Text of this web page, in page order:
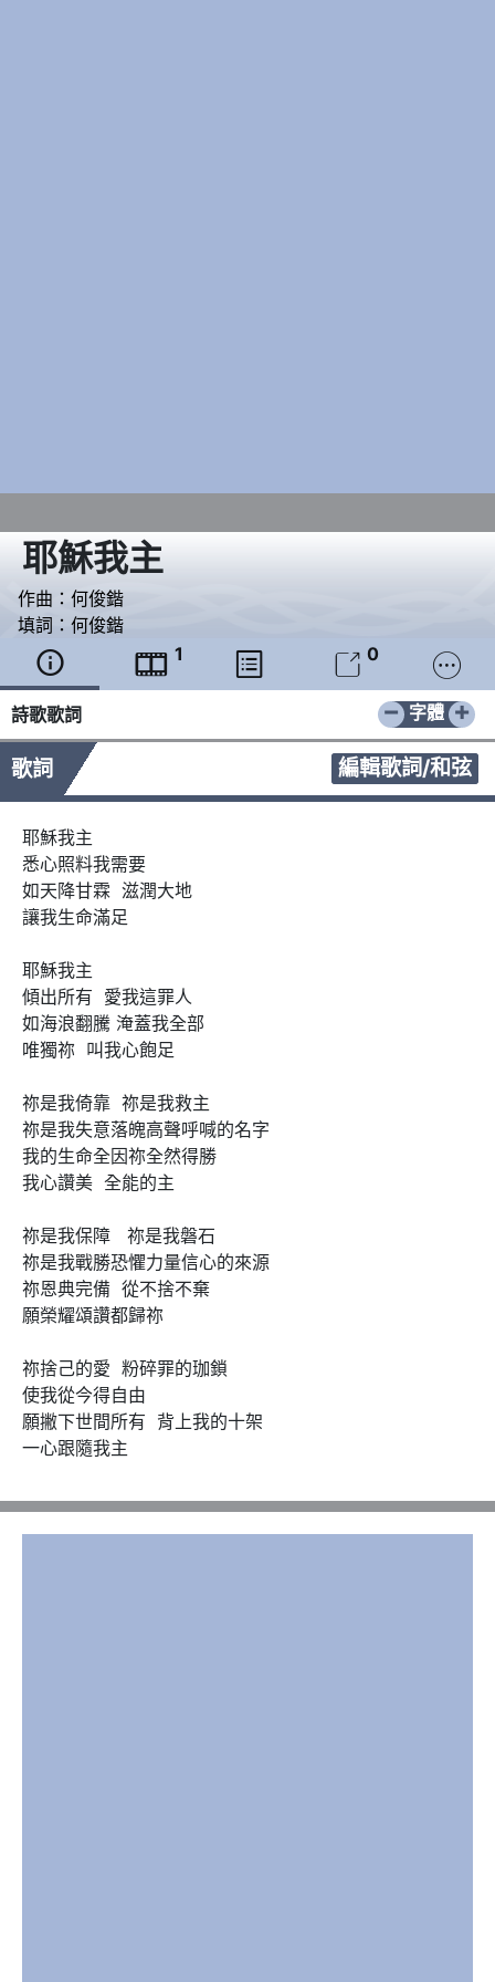
耶穌我主
作曲： 何俊鍇
填詞： 何俊鍇
  1   0 
詩歌歌詞 − +
字體
歌詞 編輯歌詞/和弦
耶穌我主
悉心照料我需要
如天降甘霖  滋潤大地
讓我生命滿足
耶穌我主
傾出所有  愛我這罪人
如海浪翻騰 淹蓋我全部
唯獨祢  叫我心飽足
祢是我倚靠  祢是我救主
祢是我失意落魄高聲呼喊的名字
我的生命全因祢全然得勝
我心讚美  全能的主
祢是我保障   祢是我磐石
祢是我戰勝恐懼力量信心的來源
祢恩典完備  從不捨不棄
願榮耀頌讚都歸祢
祢捨己的愛  粉碎罪的珈鎖
使我從今得自由
願撇下世間所有  背上我的十架
一心跟隨我主